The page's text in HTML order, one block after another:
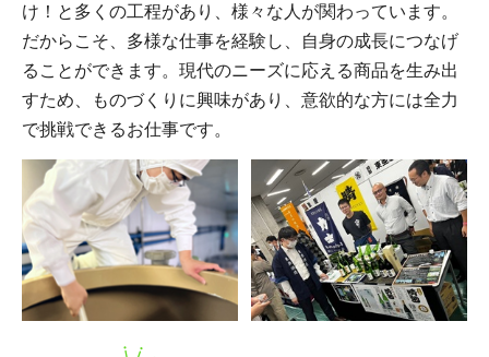
け！と多くの工程があり、様々な人が関わっています。
だからこそ、多様な仕事を経験し、自身の成長につなげ
ることができます。現代のニーズに応える商品を生み出
すため、ものづくりに興味があり、意欲的な方には全力
で挑戦できるお仕事です。